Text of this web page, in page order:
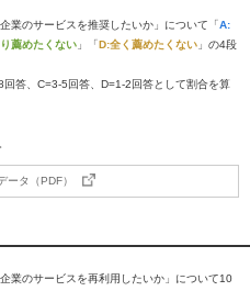
業のサービスを推奨したいか」について「A:
薦めたくない 」「D:全く薦めたくない 」の4段
答、C=3-5回答、D=1-2回答として割合を算
ータ（PDF）
業のサービスを再利用したいか」について10